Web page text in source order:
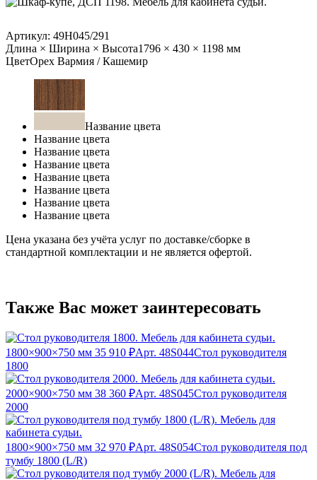
Артикул: 49Н045/291
Длина × Ширина × Высота1796 × 430 × 1198 мм
ЦветОрех Вармия / Кашемир
Название цвета
Название цвета
Название цвета
Название цвета
Название цвета
Название цвета
Название цвета
Название цвета
Цена указана без учёта услуг по доставке/сборке в
стандартной комплектации и не является офертой.
Также Вас может заинтересовать
1800×900×750 мм 35 910 ₽Арт. 48S044Стол руководителя
1800
2000×900×750 мм 38 360 ₽Арт. 48S045Стол руководителя
2000
1800×900×750 мм 32 970 ₽Арт. 48S054Стол руководителя под
тумбу 1800 (L/R)